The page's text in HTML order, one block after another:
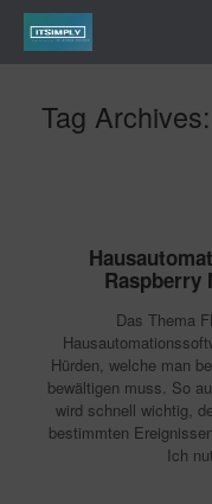
Tag Archives:
Raspberry
Das Thema
Hürden, welche man
bewältigen muss. So
wird schnell wichtig,
bestimmten
Ich